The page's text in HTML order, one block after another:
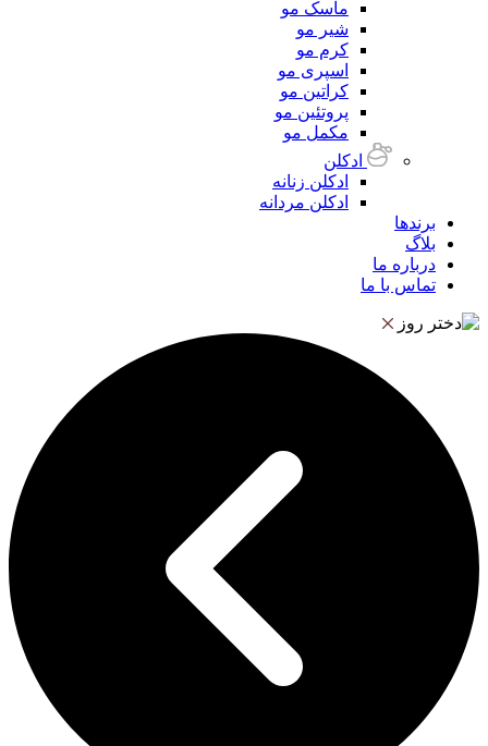
ماسک مو
شیر مو
کرم مو
اسپری مو
کراتین مو
پروتئین مو
مکمل مو
ادکلن
ادکلن زنانه
ادکلن مردانه
برندها
بلاگ
درباره ما
تماس با ما